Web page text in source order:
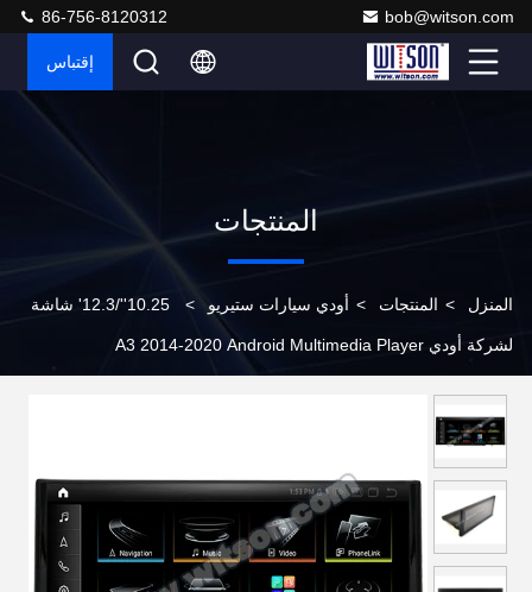
bob@witson.com
86-756-8120312
إقتباس
المنتجات
المنزل > المنتجات > أودي سيارات ستيريو > 10.25''/12.3' شاشة
لشركة أودي A3 2014-2020 Android Multimedia Player